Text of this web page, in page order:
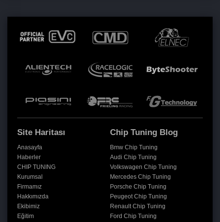
Site Haritası
Anasayfa
Haberler
CHIP TUNING
Kurumsal
Firmamız
Hakkımızda
Ekibimiz
Eğitim
Chip Tuning Blog
Bmw Chip Tuning
Audi Chip Tuning
Volkswagen Chip Tuning
Mercedes Chip Tuning
Porsche Chip Tuning
Peugeot Chip Tuning
Renault Chip Tuning
Ford Chip Tuning